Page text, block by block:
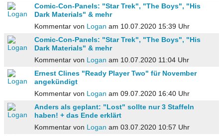
Comic-Con-Panels: "Star Trek", "The Boys", "His
Dark Materials" & mehr
Kommentar von Logan am 10.07.2020 15:39 Uhr
Comic-Con-Panels: "Star Trek", "The Boys", "His
Dark Materials" & mehr
Kommentar von Logan am 10.07.2020 11:04 Uhr
Ernest Clines "Ready Player Two" für November
angekündigt
Kommentar von Logan am 09.07.2020 16:40 Uhr
Anders als geplant: "Lost" sollte nur 3 Staffeln
haben! + das Ende erklärt
Kommentar von Logan am 03.07.2020 10:57 Uhr